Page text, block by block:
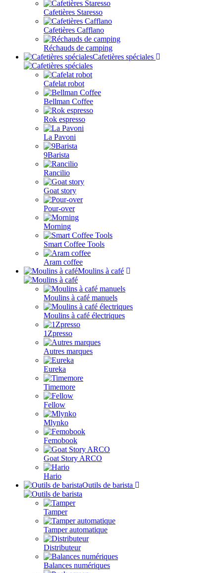
Cafetières Staresso
Cafetières Cafflano
Réchauds de camping
Cafetières spéciales
Cafelat robot
Bellman Coffee
Rok espresso
La Pavoni
9Barista
Rancilio
Goat story
Pour-over
Morning
Smart Coffee Tools
Aram coffee
Moulins à café
Moulins à café manuels
Moulins à café électriques
1Zpresso
Autres marques
Eureka
Timemore
Fellow
Mlynko
Femobook
Goat Story ARCO
Hario
Outils de barista
Tamper
Tamper automatique
Distributeur
Balances numériques